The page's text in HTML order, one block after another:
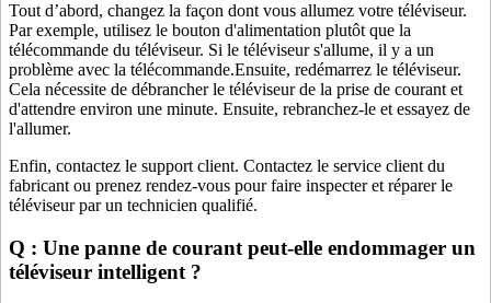
Tout d’abord, changez la façon dont vous allumez votre téléviseur.
Par exemple, utilisez le bouton d'alimentation plutôt que la
télécommande du téléviseur. Si le téléviseur s'allume, il y a un
problème avec la télécommande.Ensuite, redémarrez le téléviseur.
Cela nécessite de débrancher le téléviseur de la prise de courant et
d'attendre environ une minute. Ensuite, rebranchez-le et essayez de
l'allumer.
Enfin, contactez le support client. Contactez le service client du
fabricant ou prenez rendez-vous pour faire inspecter et réparer le
téléviseur par un technicien qualifié.
Q : Une panne de courant peut-elle endommager un
téléviseur intelligent ?